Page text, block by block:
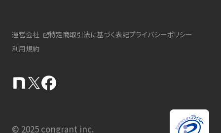
運営会社 特定商取引法に基づく表記プライバシーポリシー
利用規約
© 2025 congrant inc.